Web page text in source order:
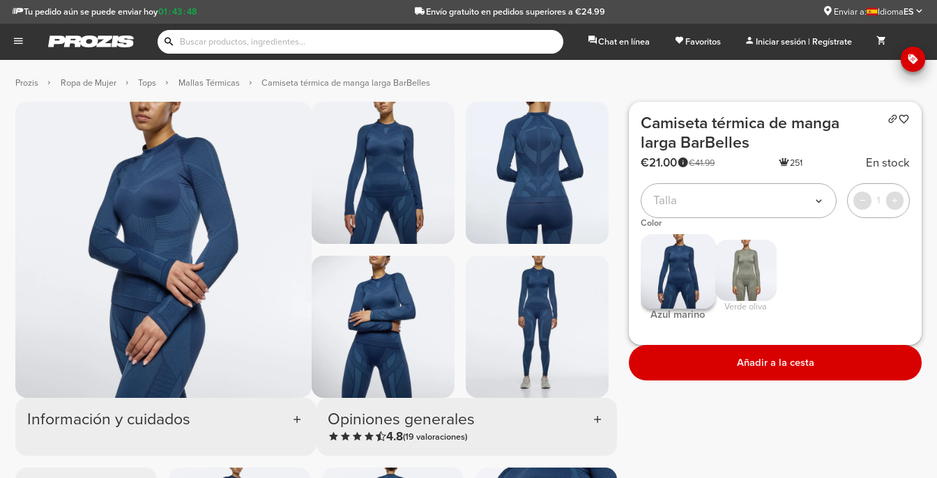
01 :43 :47
Tu pedido aún se puede enviar hoy Envío gratuitoen pedidos superiores a €24.99 Enviar a: IdiomaES
Chat en línea Favoritos Iniciar sesión | Regístrate
Prozis Ropa de Mujer Tops Mallas Térmicas Camiseta térmica de manga larga BarBelles
Información y cuidados Opiniones generales
4.8(19 valoraciones)
Camiseta térmica de manga
larga BarBelles
€41.99
€21.00 251 En stock
Talla 1
Color
Azul marino
Verde oliva
Añadir a la cesta